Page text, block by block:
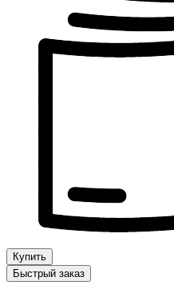
Купить
Быстрый заказ